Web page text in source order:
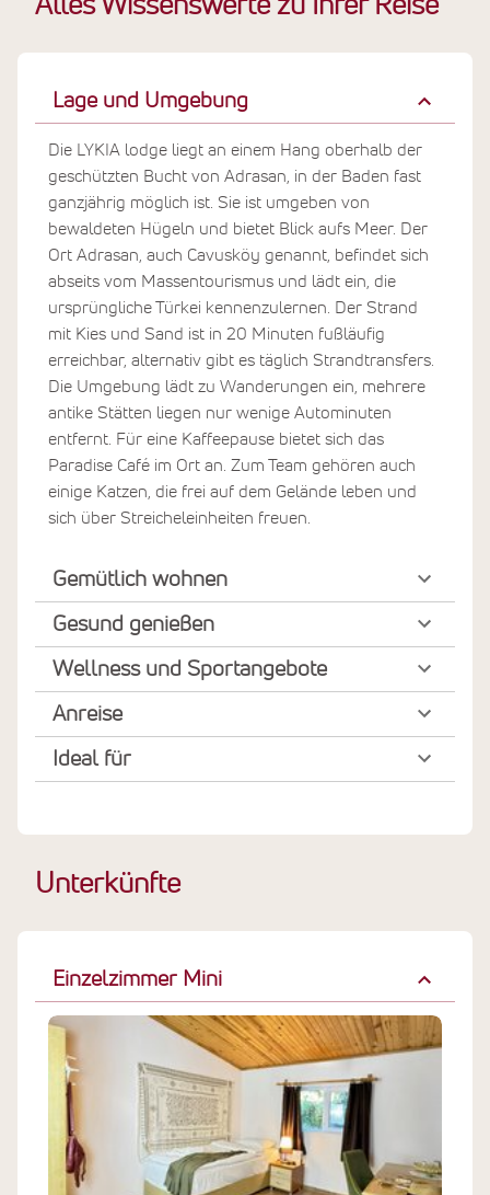
Alles Wissenswerte zu Ihrer Reise
Lage und Umgebung
Die LYKIA lodge liegt an einem Hang oberhalb der
geschützten Bucht von Adrasan, in der Baden fast
ganzjährig möglich ist. Sie ist umgeben von
bewaldeten Hügeln und bietet Blick aufs Meer. Der
Ort Adrasan, auch Cavusköy genannt, befindet sich
abseits vom Massentourismus und lädt ein, die
ursprüngliche Türkei kennenzulernen. Der Strand
mit Kies und Sand ist in 20 Minuten fußläufig
erreichbar, alternativ gibt es täglich Strandtransfers.
Die Umgebung lädt zu Wanderungen ein, mehrere
antike Stätten liegen nur wenige Autominuten
entfernt. Für eine Kaffeepause bietet sich das
Paradise Café im Ort an. Zum Team gehören auch
einige Katzen, die frei auf dem Gelände leben und
sich über Streicheleinheiten freuen.
Gemütlich wohnen
Gesund genießen
Wellness und Sportangebote
Anreise
Ideal für
Unterkünfte
Einzelzimmer Mini